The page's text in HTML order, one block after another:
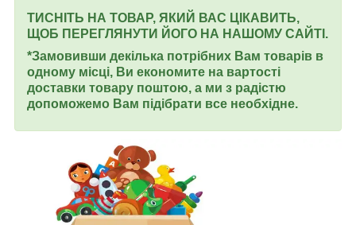
ТИСНІТЬ НА ТОВАР, ЯКИЙ ВАС ЦІКАВИТЬ,
ЩОБ ПЕРЕГЛЯНУТИ ЙОГО НА НАШОМУ САЙТІ.
*Замовивши декілька потрібних Вам товарів в
одному місці, Ви економите на вартості
доставки товару поштою, а ми з радістю
допоможемо Вам підібрати все необхідне.